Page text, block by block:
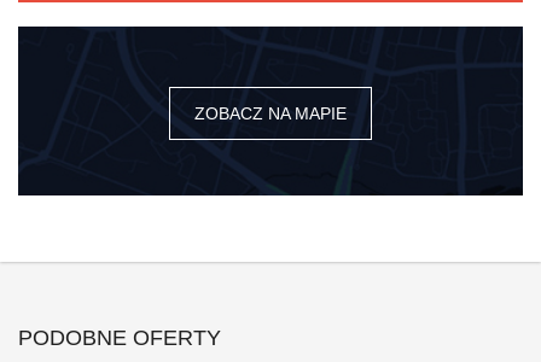
ZOBACZ NA MAPIE
PODOBNE OFERTY